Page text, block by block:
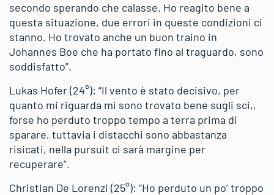
secondo sperando che calasse. Ho reagito bene a
questa situazione, due errori in queste condizioni ci
stanno. Ho trovato anche un buon traino in
Johannes Boe che ha portato fino al traguardo, sono
soddisfatto”.
Lukas Hofer (24°): “Il vento è stato decisivo, per
quanto mi riguarda mi sono trovato bene sugli sci,,
forse ho perduto troppo tempo a terra prima di
sparare, tuttavia i distacchi sono abbastanza
risicati, nella pursuit ci sarà margine per
recuperare”.
Christian De Lorenzi (25°): “Ho perduto un po’ troppo